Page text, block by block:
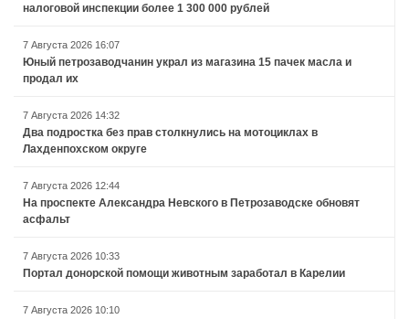
налоговой инспекции более 1 300 000 рублей
7 Августа 2026 16:07
Юный петрозаводчанин украл из магазина 15 пачек масла и
продал их
7 Августа 2026 14:32
Два подростка без прав столкнулись на мотоциклах в
Лахденпохском округе
7 Августа 2026 12:44
На проспекте Александра Невского в Петрозаводске обновят
асфальт
7 Августа 2026 10:33
Портал донорской помощи животным заработал в Карелии
7 Августа 2026 10:10